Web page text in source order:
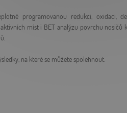
programovanou redukci, oxidaci,
míst i BET analýzu povrchu nosičů
na které se můžete spolehnout.